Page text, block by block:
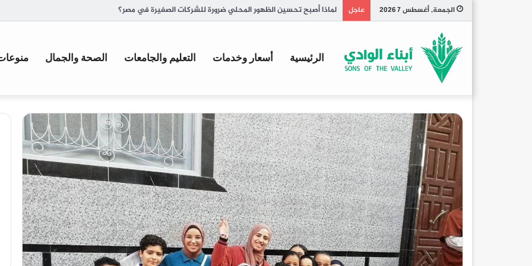
الجمعة, أغسطس 7 2026 عاجل تاريخ الكبسة السعودية وأصل تسميتها
الرئيسية أسعار وخدمات التعليم والجامعات الصحة والجمال